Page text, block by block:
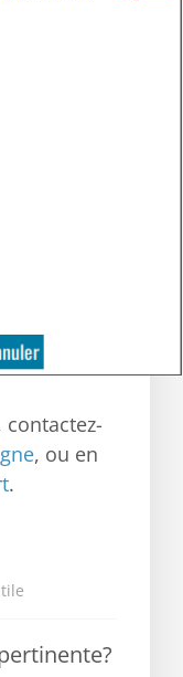
contactez-
, ou en
.